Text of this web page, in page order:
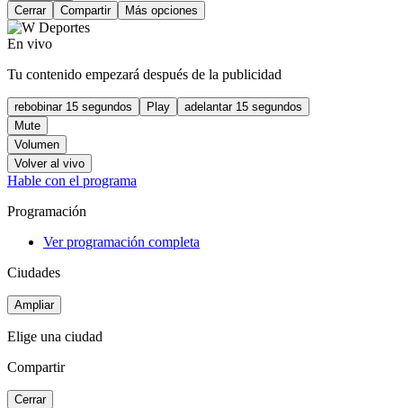
Cerrar
Compartir Más opciones
En vivo
Tu contenido empezará después de la publicidad
rebobinar 15 segundos Play
adelantar 15 segundos
Mute
Volumen
Volver al vivo
Hable con el programa
Programación
Ver programación completa
Ciudades
Ampliar
Elige una ciudad
Compartir
Cerrar